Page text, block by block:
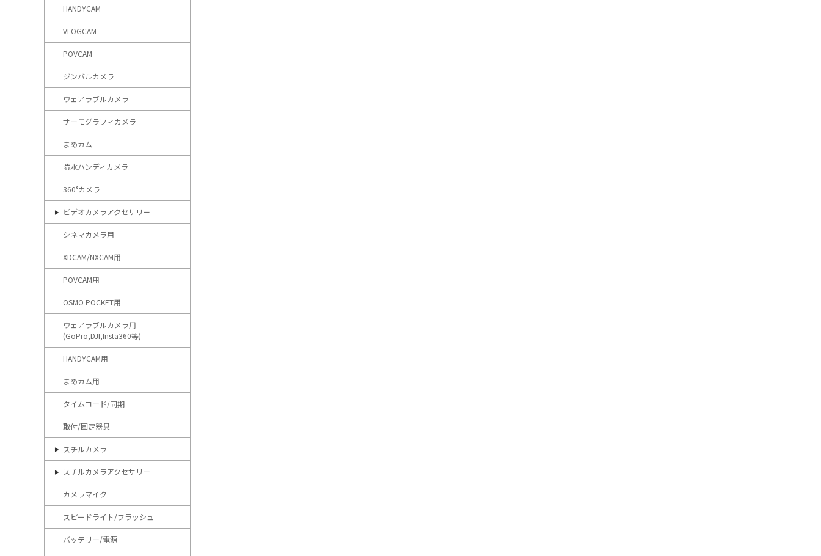
HANDYCAM
VLOGCAM
POVCAM
ジンバルカメラ
ウェアラブルカメラ
サーモグラフィカメラ
まめカム
防水ハンディカメラ
360°カメラ
ビデオカメラアクセサリー
シネマカメラ用
XDCAM/NXCAM用
POVCAM用
OSMO POCKET用
ウェアラブルカメラ用
(GoPro,DJI,Insta360等)
HANDYCAM用
まめカム用
タイムコード/同期
取付/固定器具
スチルカメラ
スチルカメラアクセサリー
カメラマイク
スピードライト/フラッシュ
バッテリー/電源